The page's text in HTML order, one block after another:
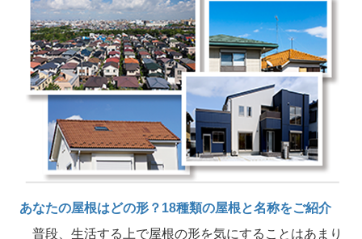
あなたの屋根はどの形？18種類の屋根と名称をご紹介
普段、生活する上で屋根の形を気にすることはあまり